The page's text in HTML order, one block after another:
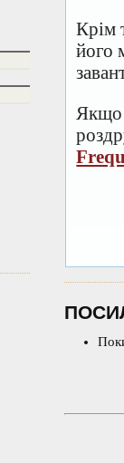
Крім
його
Якщо